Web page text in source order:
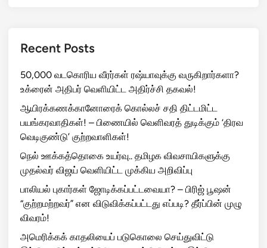
Recent Posts
50,000 வடகொரிய வீரர்கள் ரஷ்யாவுக்கு வருகிறார்களா?
உக்ரைன் அதிபர் வெளியிட்ட அதிர்ச்சி தகவல்!
ஆயிரக்கணக்கானோரைக் கொல்லச் சதி திட்டமிட்ட
பயங்கரவாதிகள்! – பிணையில் வெளிவரத் துடிக்கும் ‘திரவ
வெடிகுண்டு’ குற்றவாளிகள்!
நெல் ஊக்கத்தொகை உயர்வு.. தமிழக விவசாயிகளுக்கு
முதல்வர் விஜய் வெளியிட்ட முக்கிய அறிவிப்பு
பாலியல் புகார்கள் ஜோடிக்கப்பட்டவையா? – பிரிஜ் பூஷன்
“குற்றமற்றவர்” என விடுவிக்கப்பட்டது எப்படி? தீர்ப்பின் முழு
விவரம்!
அமெரிக்கக் காதலியைப் படுகொலை செய்துவிட்டு